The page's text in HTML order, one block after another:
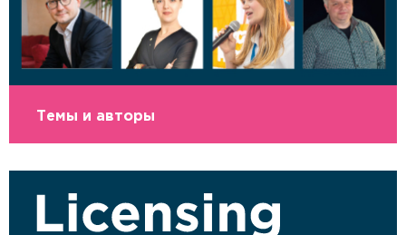
Темы и авторы